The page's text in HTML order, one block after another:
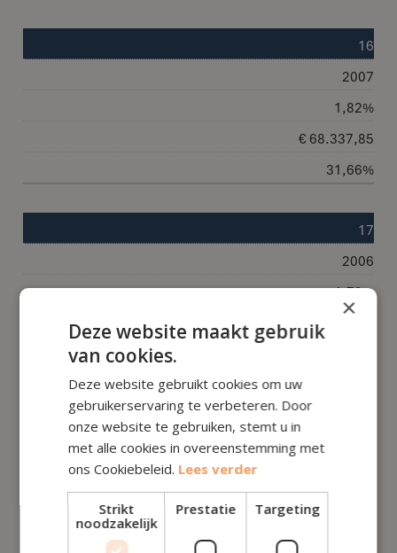
16
2007
1,82%
€ 68.337,85
31,66%
17
2006
1,79%
€ 67.111,58
€ 65.245,31
×
Deze website maakt gebruik
van cookies.
Deze website gebruikt cookies om uw
gebruikerservaring te verbeteren. Door
onze website te gebruiken, stemt u in
met alle cookies in overeenstemming met
ons Cookiebeleid. Lees verder
Strikt
noodzakelijk
Prestatie Targeting